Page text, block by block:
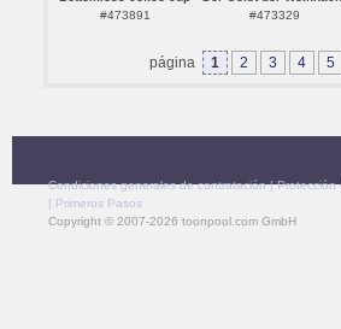
#473891
#473329
página 1 2 3 4 5
Condiciones generales de contratación|Protección
| Primeros Pasos
Copyright © 2007-2026 toonpool.com GmbH